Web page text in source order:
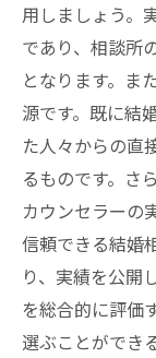
用しましょう。
であり、相談所
となります。ま
源です。既に結
た人々からの直
るものです。さ
カウンセラーの
信頼できる結婚
り、実績を公開
を総合的に評価
選ぶことができ